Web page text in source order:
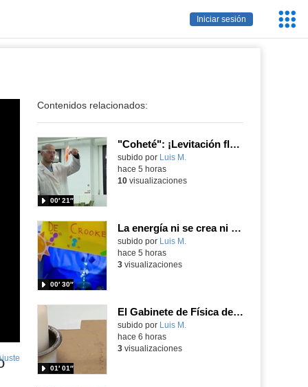
Iniciar sesión
pantalla
Contenidos relacionados:
"Coheté": ¡Levitación flamígera!
Contenido educativo.
subido por Luis M.
00′ 21″
hace 5 horas
10visualizaciones
La energía ni se crea ni se destruye... ¡se experimenta! El Tierno en la Feria Madrid es Ciencia 2026
Contenido educativo.
subido por Luis M.
00′ 30″
hace 5 horas
3visualizaciones
El Gabinete de Física del IES Enrique Tierno Galván de Parla (Curso 25-26)
Contenido educativo.
subido por Luis M.
01′ 01″
hace 6 horas
3visualizaciones